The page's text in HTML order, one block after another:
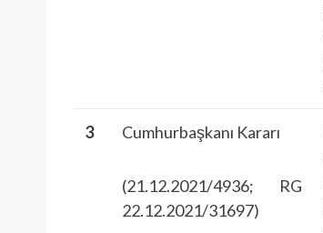
3 Cumhurbaşkanı Kararı
(21.12.2021/4936; RG
22.12.2021/31697)